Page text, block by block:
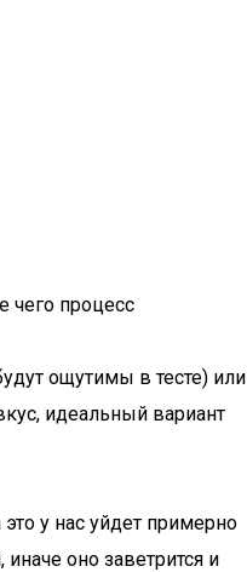
чего процесс
ощутимы в тесте) или
идеальный вариант
у нас уйдет примерно
оно заветрится и